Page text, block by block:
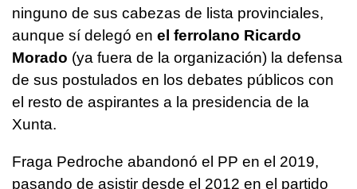
ninguno de sus cabezas de lista provinciales,
aunque sí delegó en el ferrolano Ricardo
Morado (ya fuera de la organización) la defensa
de sus postulados en los debates públicos con
el resto de aspirantes a la presidencia de la
Xunta.
Fraga Pedroche abandonó el PP en el 2019,
pasando de asistir desde el 2012 en el partido